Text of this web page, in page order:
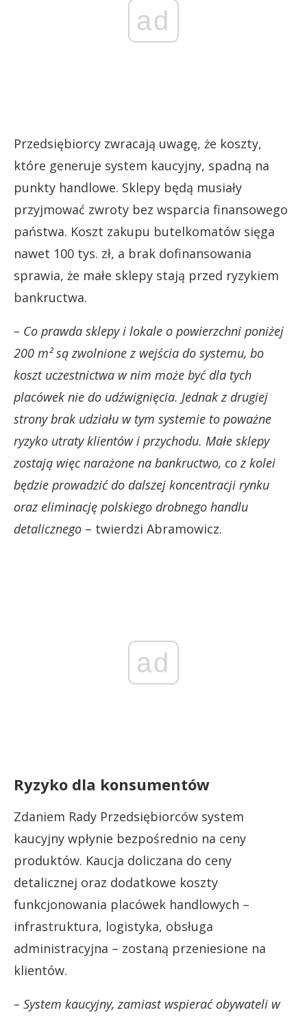
ad
Przedsiębiorcy zwracają uwagę, że koszty,
które generuje system kaucyjny, spadną na
punkty handlowe. Sklepy będą musiały
przyjmować zwroty bez wsparcia finansowego
państwa. Koszt zakupu butelkomatów sięga
nawet 100 tys. zł, a brak dofinansowania
sprawia, że małe sklepy stają przed ryzykiem
bankructwa.
– Co prawda sklepy i lokale o powierzchni poniżej
200 m² są zwolnione z wejścia do systemu, bo
koszt uczestnictwa w nim może być dla tych
placówek nie do udźwignięcia. Jednak z drugiej
strony brak udziału w tym systemie to poważne
ryzyko utraty klientów i przychodu. Małe sklepy
zostają więc narażone na bankructwo, co z kolei
będzie prowadzić do dalszej koncentracji rynku
oraz eliminację polskiego drobnego handlu
detalicznego – twierdzi Abramowicz.
ad
Ryzyko dla konsumentów
Zdaniem Rady Przedsiębiorców system
kaucyjny wpłynie bezpośrednio na ceny
produktów. Kaucja doliczana do ceny
detalicznej oraz dodatkowe koszty
funkcjonowania placówek handlowych –
infrastruktura, logistyka, obsługa
administracyjna – zostaną przeniesione na
klientów.
– System kaucyjny, zamiast wspierać obywateli w